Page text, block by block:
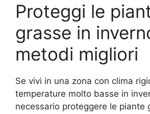
Proteggi le
grasse in
metodi migliori
Se vivi in una zona con clima
temperature molto basse in
necessario proteggere le piante